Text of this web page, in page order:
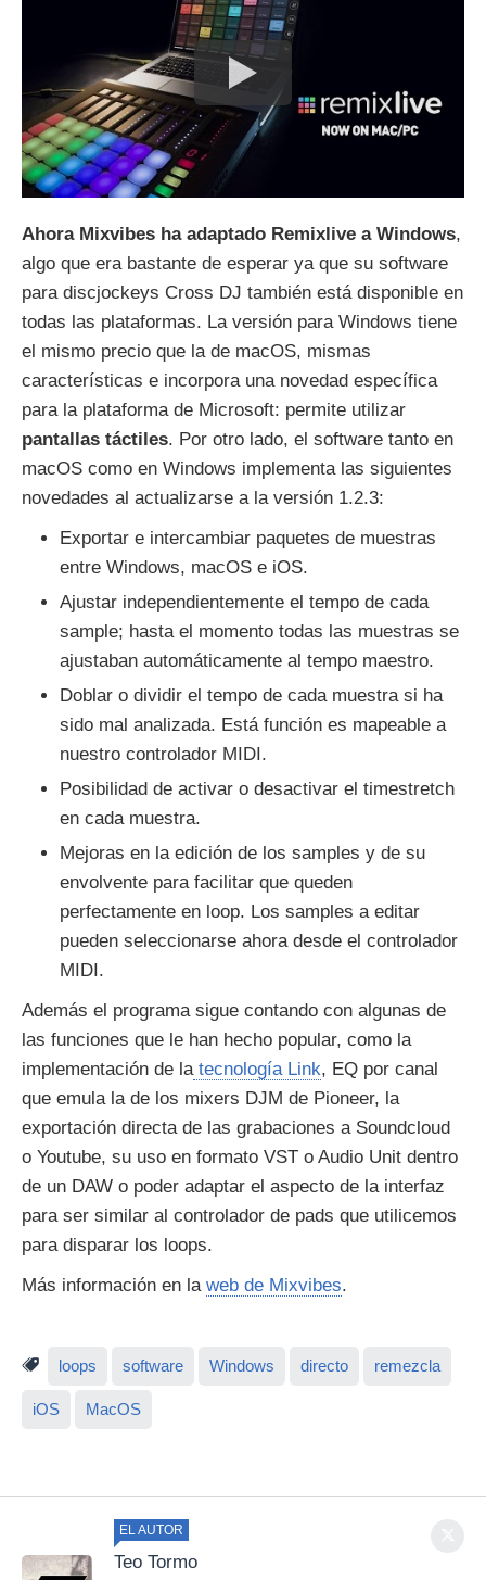
Ahora Mixvibes ha adaptado Remixlive a Windows,
algo que era bastante de esperar ya que su software
para discjockeys Cross DJ también está disponible en
todas las plataformas. La versión para Windows tiene
el mismo precio que la de macOS, mismas
características e incorpora una novedad específica
para la plataforma de Microsoft: permite utilizar
pantallas táctiles. Por otro lado, el software tanto en
macOS como en Windows implementa las siguientes
novedades al actualizarse a la versión 1.2.3:
Exportar e intercambiar paquetes de muestras
entre Windows, macOS e iOS.
Ajustar independientemente el tempo de cada
sample; hasta el momento todas las muestras se
ajustaban automáticamente al tempo maestro.
Doblar o dividir el tempo de cada muestra si ha
sido mal analizada. Está función es mapeable a
nuestro controlador MIDI.
Posibilidad de activar o desactivar el timestretch
en cada muestra.
Mejoras en la edición de los samples y de su
envolvente para facilitar que queden
perfectamente en loop. Los samples a editar
pueden seleccionarse ahora desde el controlador
MIDI.
Además el programa sigue contando con algunas de
las funciones que le han hecho popular, como la
implementación de la tecnología Link, EQ por canal
que emula la de los mixers DJM de Pioneer, la
exportación directa de las grabaciones a Soundcloud
o Youtube, su uso en formato VST o Audio Unit dentro
de un DAW o poder adaptar el aspecto de la interfaz
para ser similar al controlador de pads que utilicemos
para disparar los loops.
Más información en la web de Mixvibes.
loops software Windows directo remezcla
iOS MacOS
EL AUTOR
Teo Tormo